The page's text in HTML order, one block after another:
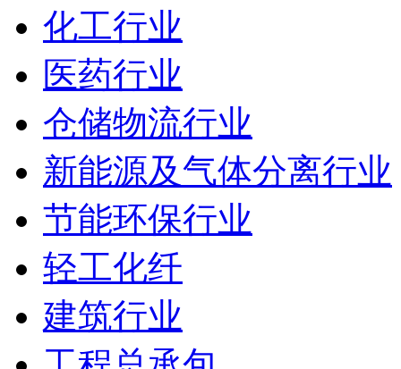
化工行业
医药行业
仓储物流行业
新能源及气体分离行业
节能环保行业
轻工化纤
建筑行业